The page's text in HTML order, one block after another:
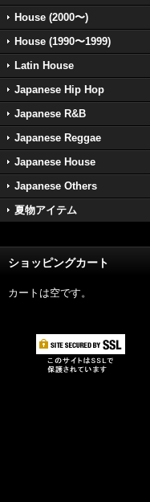
House (2000〜)
House (1990〜1999)
Latin House
Japanese Hip Hop
Japanese R&B
Japanese Reggae
Japanese House
Japanese Others
夏物アイテム
ショッピングカート
カートは空です。